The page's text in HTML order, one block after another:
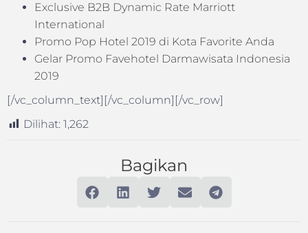
Exclusive B2B Dynamic Rate Marriott
International
Promo Pop Hotel 2019 di Kota Favorite Anda
Gelar Promo Favehotel Darmawisata Indonesia
2019
[/vc_column_text][/vc_column][/vc_row]
Dilihat: 1,262
Bagikan